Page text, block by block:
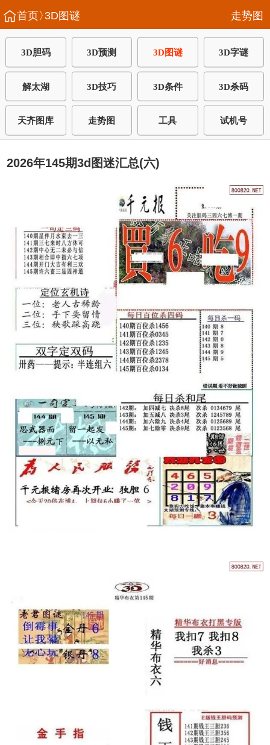
首页〉3D图谜 走势图
3D胆码 3D预测 3D图谜 3D字谜
解太湖 3D技巧 3D条件 3D杀码
天齐图库 走势图 工具 试机号
2026年145期3d图迷汇总(六)